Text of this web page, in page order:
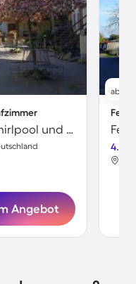
Apartment mit Terrasse, Whirlpool und Sauna | Gartenblick
Angebot
ab
4.8